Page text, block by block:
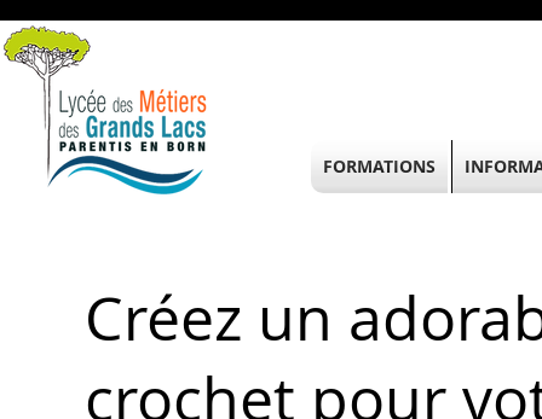
Créez un
crochet pour
FORMATIONS